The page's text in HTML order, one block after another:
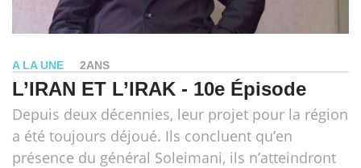
A LA UNE 2ANS
L’IRAN ET L’IRAK - 10e Épisode
Depuis deux décennies, leur projet pour la région
a été toujours déjoué. Ils concluent qu’en
présence du général Soleimani, ils n’atteindront